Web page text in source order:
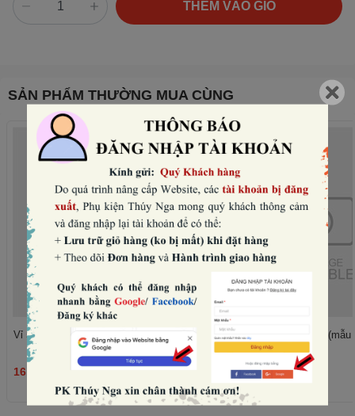
THÊM VÀO GIỎ
SẢN PHẨM THƯỜNG MUA CÙNG
Vỉ 5 nến thỏ -VÁY đen (mẫu nữ).
16.000₫
Vỉ 5 nến thỏ -vest đen (mẫu
16.000₫